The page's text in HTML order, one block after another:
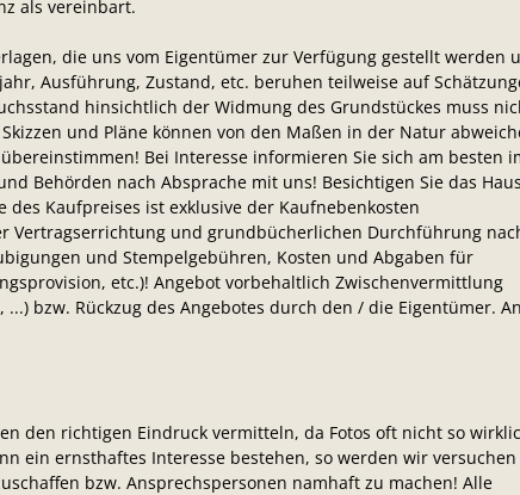
als vereinbart.
die uns vom Eigentümer zur Verfügung gestellt werden
Ausführung, Zustand, etc. beruhen teilweise auf
hinsichtlich der Widmung des Grundstückes muss
und Pläne können von den Maßen in der Natur
Bei Interesse informieren Sie sich am besten
Behörden nach Absprache mit uns! Besichtigen Sie das
Kaufpreises ist exklusive der Kaufnebenkosten
Vertragserrichtung und grundbücherlichen Durchführung
und Stempelgebühren, Kosten und Abgaben für
etc.)! Angebot vorbehaltlich Zwischenvermittlung
bzw. Rückzug des Angebotes durch den / die Eigentümer.
den richtigen Eindruck vermitteln, da Fotos oft nicht so
ein ernsthaftes Interesse bestehen, so werden wir
bzw. Ansprechspersonen namhaft zu machen! Alle